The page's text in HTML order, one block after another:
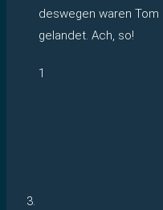
deswegen waren Tom
gelandet. Ach, so!
1